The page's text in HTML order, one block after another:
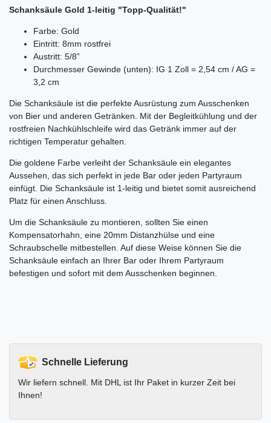
Schanksäule Gold 1-leitig "Topp-Qualität!"
Farbe: Gold
Eintritt: 8mm rostfrei
Austritt: 5/8”
Durchmesser Gewinde (unten): IG 1 Zoll = 2,54 cm / AG =
3,2 cm
Die Schanksäule ist die perfekte Ausrüstung zum Ausschenken
von Bier und anderen Getränken. Mit der Begleitkühlung und der
rostfreien Nachkühlschleife wird das Getränk immer auf der
richtigen Temperatur gehalten.
Die goldene Farbe verleiht der Schanksäule ein elegantes
Aussehen, das sich perfekt in jede Bar oder jeden Partyraum
einfügt. Die Schanksäule ist 1-leitig und bietet somit ausreichend
Platz für einen Anschluss.
Um die Schanksäule zu montieren, sollten Sie einen
Kompensatorhahn, eine 20mm Distanzhülse und eine
Schraubschelle mitbestellen. Auf diese Weise können Sie die
Schanksäule einfach an Ihrer Bar oder Ihrem Partyraum
befestigen und sofort mit dem Ausschenken beginnen.
Schnelle Lieferung
Wir liefern schnell. Mit DHL ist Ihr Paket in kurzer Zeit bei
Ihnen!